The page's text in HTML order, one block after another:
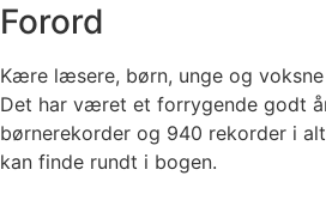
Forord
Kære læsere, børn, unge og voksne
Det har været et forrygende godt
børnerekorder og 940 rekorder i
kan finde rundt i bogen.